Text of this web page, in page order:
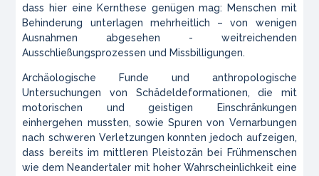
dass hier eine Kernthese genügen mag: Menschen mit
Behinderung unterlagen mehrheitlich – von wenigen
Ausnahmen abgesehen - weitreichenden
Ausschließungsprozessen und Missbilligungen.
Archäologische Funde und anthropologische
Untersuchungen von Schädeldeformationen, die mit
motorischen und geistigen Einschränkungen
einhergehen mussten, sowie Spuren von Vernarbungen
nach schweren Verletzungen konnten jedoch aufzeigen,
dass bereits im mittleren Pleistozän bei Frühmenschen
wie dem Neandertaler mit hoher Wahrscheinlichkeit eine